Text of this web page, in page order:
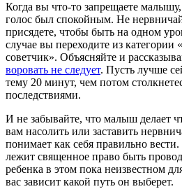
Когда вы что-то запрещаете
голос был спокойным. Не
присядете, чтобы быть на одном
случае вы переходите из категории
советчик». Объясняйте и
воровать не следует. Пусть лучше
тему 20 минут, чем потом
последствиями.
И не забывайте, что малыш делает
вам насолить или заставить
понимает как себя правильно
лежит священное право быть
ребенка в этом пока неизвестном
вас зависит какой путь он выберет.